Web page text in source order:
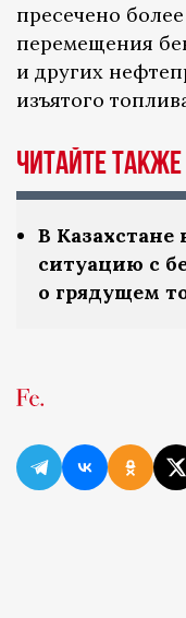
пресечено
перемещения
и других
изъятого
ЧИТАЙТЕ ТАКЖЕ
В Казахстане
ситуацию с
о грядущем